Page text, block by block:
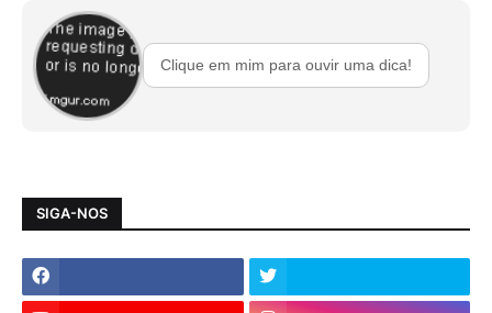
Clique em mim para ouvir uma dica!
SIGA-NOS